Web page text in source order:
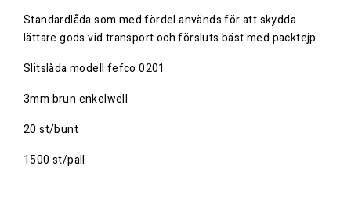
Standardlåda som med fördel används för att skydda
lättare gods vid transport och försluts bäst med packtejp.
Slitslåda modell fefco 0201
3mm brun enkelwell
20 st/bunt
1500 st/pall